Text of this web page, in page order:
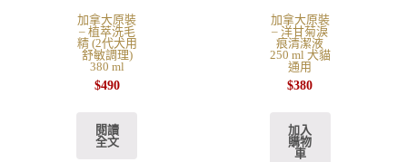
加拿大原裝
– 植萃洗毛
精 (2代犬用
舒敏調理)
380 ml
$490
閱讀
全文
加拿大原裝
– 洋甘菊淚
痕清潔液
250 ml 犬貓
通用
$380
加入
購物
車